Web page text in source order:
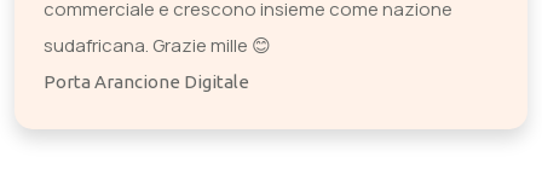
commerciale e crescono insieme come nazione
sudafricana. Grazie mille 😊
Porta Arancione Digitale